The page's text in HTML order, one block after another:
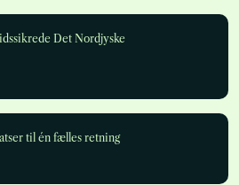
Det Nordjyske
til én fælles retning